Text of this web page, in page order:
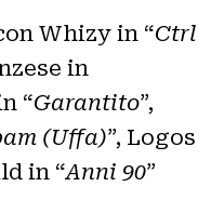
Whizy in “Ctrl
in
“Garantito”,
(Uffa)”, Logos
in “Anni 90”